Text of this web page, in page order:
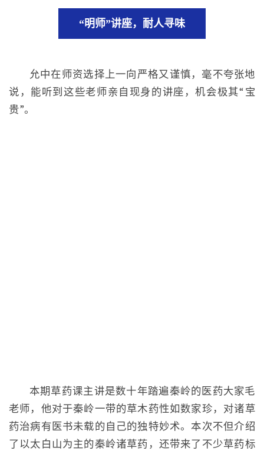
“明师”讲座，耐人寻味
允中在师资选择上一向严格又谨慎，毫不夸张地
说，能听到这些老师亲自现身的讲座，机会极其“宝
贵”。
本期草药课主讲是数十年踏遍秦岭的医药大家毛
老师，他对于秦岭一带的草木药性如数家珍，对诸草
药治病有医书未载的自己的独特妙术。本次不但介绍
了以太白山为主的秦岭诸草药，还带来了不少草药标